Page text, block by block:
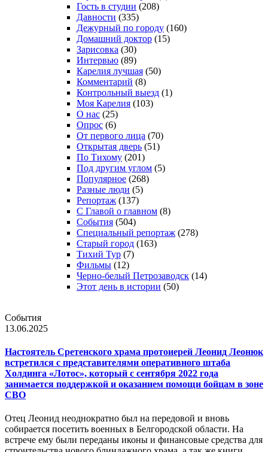
Гость в студии (208)
Давности (335)
Дежурный по городу (160)
Домашний доктор (15)
Зарисовка (30)
Интервью (89)
Карелия лучшая (50)
Комментарий (8)
Контрольный выезд (1)
Моя Карелия (103)
О нас (25)
Опрос (6)
От первого лица (70)
Открытая дверь (51)
По Тихому (201)
Под другим углом (5)
Популярное (268)
Разные люди (5)
Репортаж (137)
С Главой о главном (8)
События (504)
Специальный репортаж (278)
Старый город (163)
Тихий Тур (7)
Фильмы (12)
Черно-белый Петрозаводск (14)
Этот день в истории (50)
События
13.06.2025
Настоятель Сретенского храма протоиерей Леонид Леонюк
встретился с представителями оперативного штаба
Холдинга «Лотос», который с сентября 2022 года
занимается поддержкой и оказанием помощи бойцам в зоне
СВО
Отец Леонид неоднократно был на передовой и вновь
собирается посетить военных в Белгородской области. На
встрече ему были переданы иконы и финансовые средства для